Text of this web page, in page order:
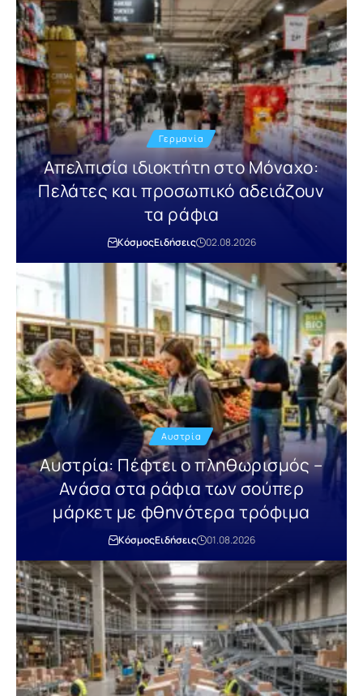
Γερμανία
Απελπισία ιδιοκτήτη στο Μόναχο:
Πελάτες και προσωπικό αδειάζουν
τα ράφια
ΚόσμοςΕιδήσεις 02.08.2026
Αυστρία
Αυστρία: Πέφτει ο πληθωρισμός –
Ανάσα στα ράφια των σούπερ
μάρκετ με φθηνότερα τρόφιμα
ΚόσμοςΕιδήσεις 01.08.2026